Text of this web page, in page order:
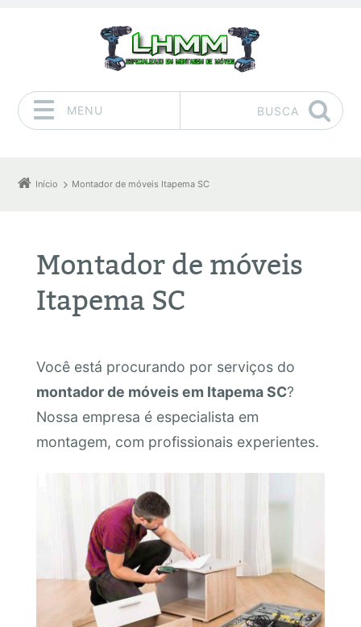
MENU BUSCA
Início Montador de móveis Itapema SC
Montador de móveis
Itapema SC
Você está procurando por serviços do
montador de móveis em Itapema SC?
Nossa empresa é especialista em
montagem, com profissionais experientes.